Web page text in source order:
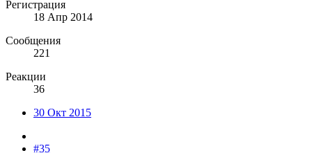
Регистрация
18 Апр 2014
Сообщения
221
Реакции
36
30 Окт 2015
#35